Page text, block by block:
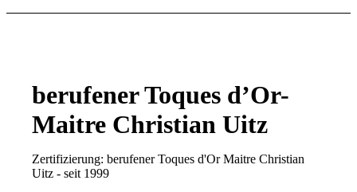
berufener Toques d’Or-
Maitre Christian Uitz
Zertifizierung: berufener Toques d'Or Maitre Christian
Uitz - seit 1999